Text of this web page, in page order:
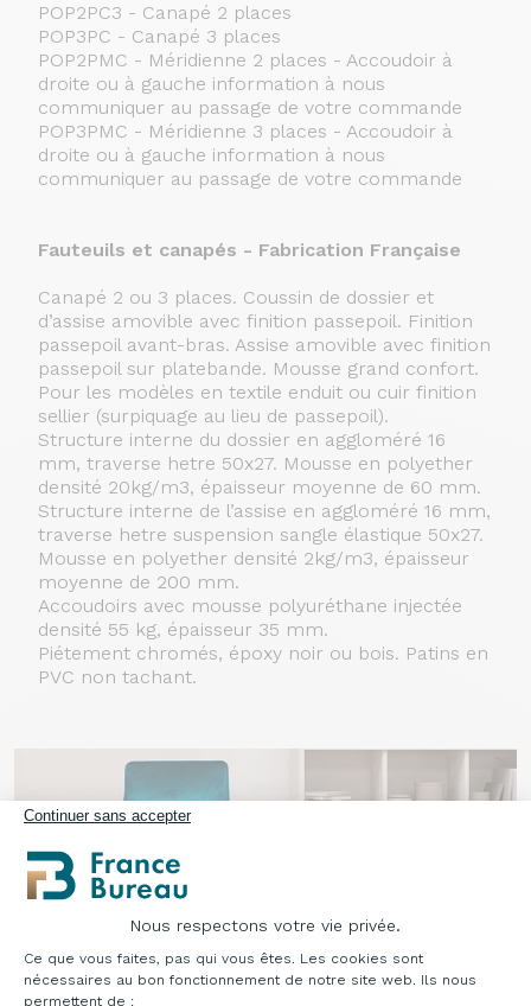
Continuer sans accepter
Nous respectons votre vie privée.
Plateforme de Gestion du Consentement :
Ce que vous faites, pas qui vous êtes. Les cookies sont
nécessaires au bon fonctionnement de notre site web. Ils nous
permettent de :
POP2PC3 - Canapé 2 places
POP3PC - Canapé 3 places
POP2PMC - Méridienne 2 places - Accoudoir à
droite ou à gauche information à nous
communiquer au passage de votre commande
POP3PMC - Méridienne 3 places - Accoudoir à
droite ou à gauche information à nous
communiquer au passage de votre commande
Fauteuils et canapés - Fabrication Française
Canapé 2 ou 3 places. Coussin de dossier et
d’assise amovible avec finition passepoil. Finition
passepoil avant-bras. Assise amovible avec finition
passepoil sur platebande. Mousse grand confort.
Pour les modèles en textile enduit ou cuir finition
sellier (surpiquage au lieu de passepoil).
Structure interne du dossier en aggloméré 16
mm, traverse hetre 50x27. Mousse en polyether
densité 20kg/m3, épaisseur moyenne de 60 mm.
Structure interne de l’assise en aggloméré 16 mm,
traverse hetre suspension sangle élastique 50x27.
Mousse en polyether densité 2kg/m3, épaisseur
moyenne de 200 mm.
Accoudoirs avec mousse polyuréthane injectée
densité 55 kg, épaisseur 35 mm.
Piétement chromés, époxy noir ou bois. Patins en
PVC non tachant.